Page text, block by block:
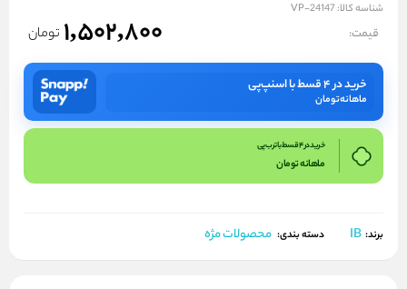
شناسه کالا: VP-24147
قیمت: 1,502,800 تومان
خرید در ۴ قسط با اسنپ‌پی
ماهانهتومان
خرید در 4 قسط با ترب پی
ماهانهتومان
برند: IB دسته بندی: محصولات مژه